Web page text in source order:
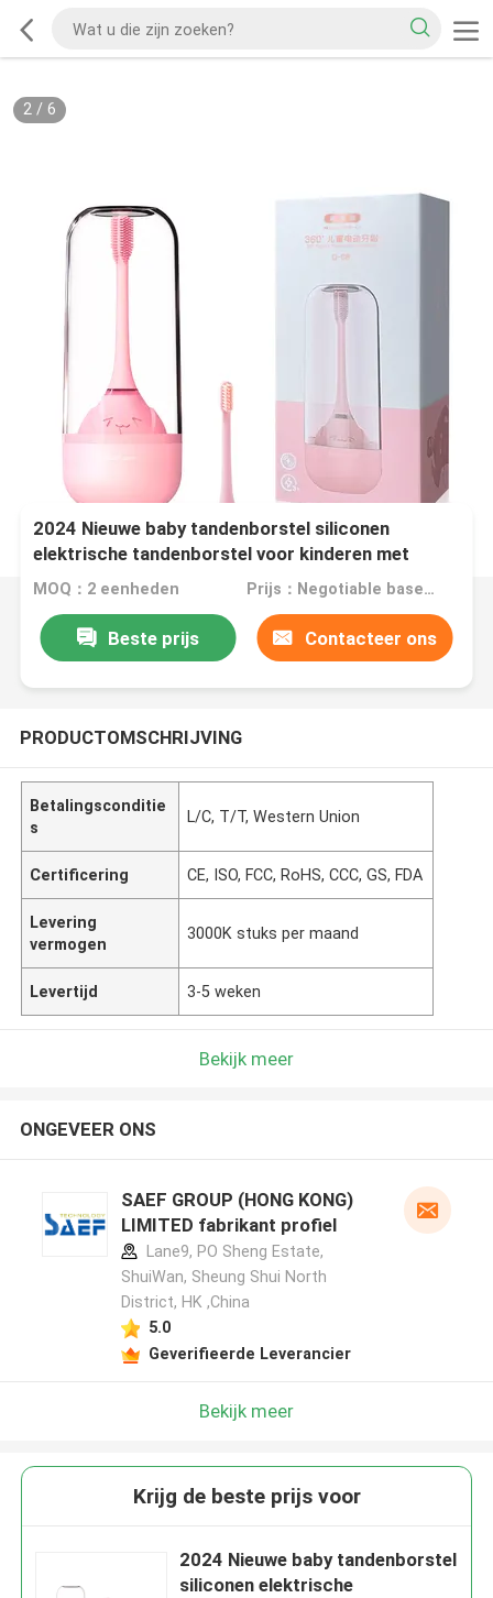
2/ 6
2024 Nieuwe baby tandenborstel siliconen
elektrische tandenborstel voor kinderen met
slimme timer
MOQ：2 eenheden Prijs：Negotiable based on order lot quantity
Beste prijs Contacteer ons
PRODUCTOMSCHRIJVING
Betalingsconditie
s
L/C, T/T, Western Union
Certificering CE, ISO, FCC, RoHS, CCC, GS, FDA
Levering
vermogen
3000K stuks per maand
Levertijd 3-5 weken
Bekijk meer
ONGEVEER ONS
SAEF GROUP (HONG KONG)
LIMITED fabrikant profiel
Lane9, PO Sheng Estate,
ShuiWan, Sheung Shui North
District, HK ,China
5.0
Geverifieerde Leverancier
Bekijk meer
Krijg de beste prijs voor
2024 Nieuwe baby tandenborstel
siliconen elektrische